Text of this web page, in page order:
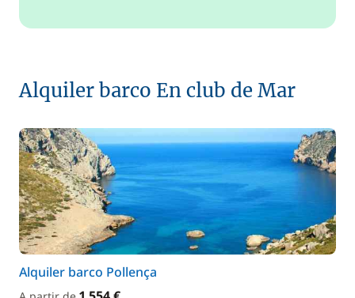
Alquiler barco En club de Mar
Alquiler barco Pollença